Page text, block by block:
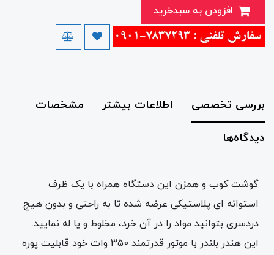
بررسی تخصصی اطلاعات بیشتر مشخصات
دیدگاه‌ها
گوشت کوب و همزن این دستگاه همراه با یک ظرف
استوانه ای پلاستیکی عرضه شده تا به راحتی و بدون هیچ
دردسری بتوانید مواد را در آن خرد، مخلوط و یا له نمایید.
این هندر بلندر با موتور قدرتمند 350 وات خود قابلیت پوره